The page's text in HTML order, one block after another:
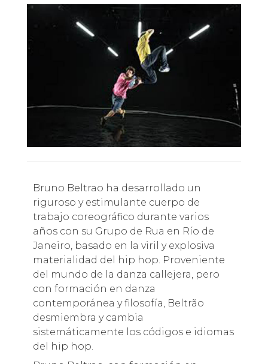
Bruno Beltrao ha desarrollado un
riguroso y estimulante cuerpo de
trabajo coreográfico durante varios
años con su Grupo de Rua en Río de
Janeiro, basado en la viril y explosiva
materialidad del hip hop. Proveniente
del mundo de la danza callejera, pero
con formación en danza
contemporánea y filosofía, Beltrão
desmiembra y cambia
sistemáticamente los códigos e idiomas
del hip hop.